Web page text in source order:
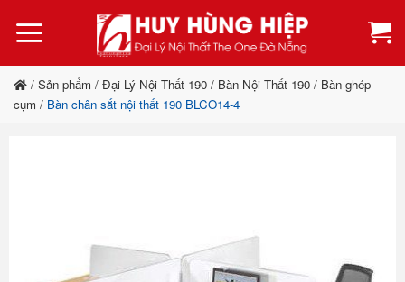
qua
dung
/ Sản phẩm / Đại Lý Nội Thất 190 / Bàn Nội Thất 190 / Bàn ghép
cụm / Bàn chân sắt nội thất 190 BLCO14-4